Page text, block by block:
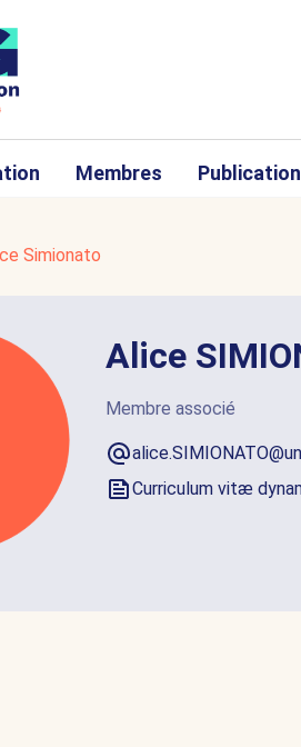
Membres
Simionato
Alice
Membre associé
Curriculum vitæ